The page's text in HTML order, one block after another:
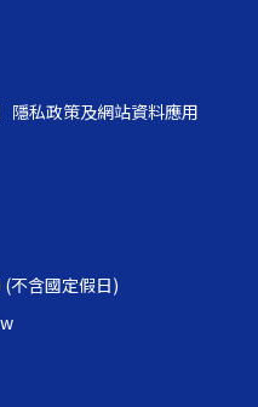
隱私政策及網站資料應用
不含國定假日)